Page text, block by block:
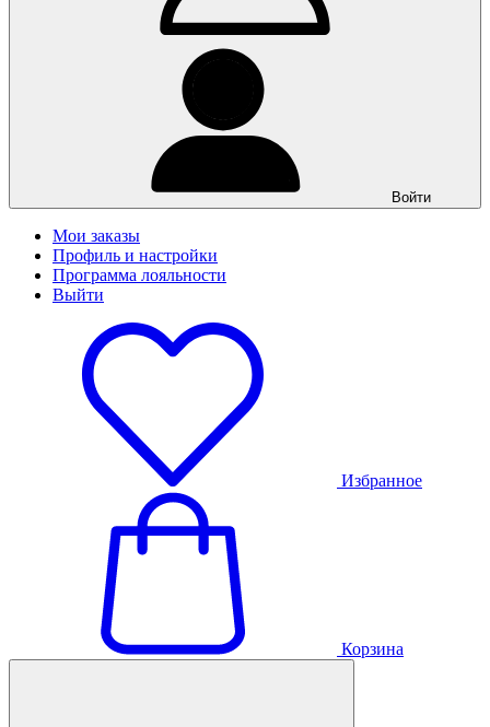
Войти
Мои заказы
Профиль и настройки
Программа лояльности
Выйти
Избранное
Корзина